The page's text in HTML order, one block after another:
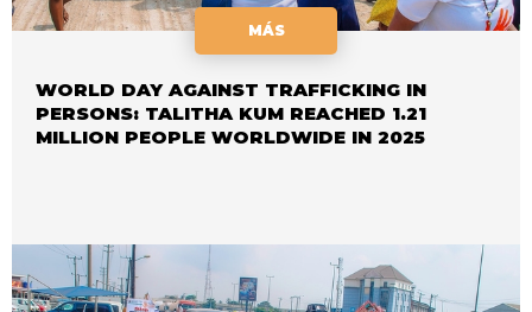
MÁS
WORLD DAY AGAINST TRAFFICKING IN
PERSONS: TALITHA KUM REACHED 1.21
MILLION PEOPLE WORLDWIDE IN 2025